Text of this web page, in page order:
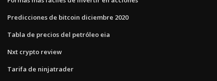
Predicciones de bitcoin diciembre 2020
Tabla de precios del petróleo eia
Nxt crypto review
Tarifa de ninjatrader